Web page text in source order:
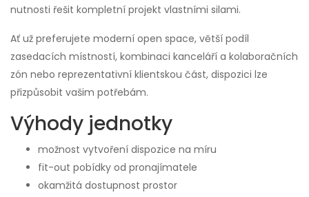
nutnosti řešit kompletní projekt vlastními silami.
Ať už preferujete moderní open space, větší podíl
zasedacích místností, kombinaci kanceláří a kolaboračních
zón nebo reprezentativní klientskou část, dispozici lze
přizpůsobit vašim potřebám.
Výhody jednotky
možnost vytvoření dispozice na míru
fit-out pobídky od pronajímatele
okamžitá dostupnost prostor